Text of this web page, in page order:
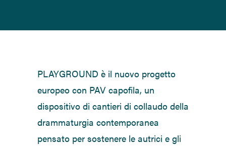
PLAYGROUND è il nuovo progetto
europeo con PAV capofila, un
dispositivo di cantieri di collaudo della
drammaturgia contemporanea
pensato per sostenere le autrici e gli